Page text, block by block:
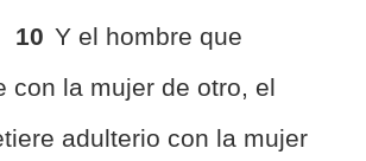
10 Y el hombre que
con la mujer de otro, el
adulterio con la mujer